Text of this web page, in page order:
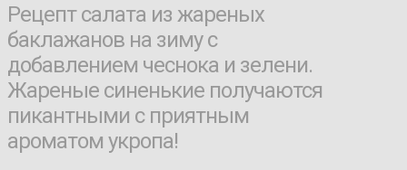
Рецепт салата из жареных
баклажанов на зиму с
добавлением чеснока и зелени.
Жареные синенькие получаются
пикантными с приятным
ароматом укропа!